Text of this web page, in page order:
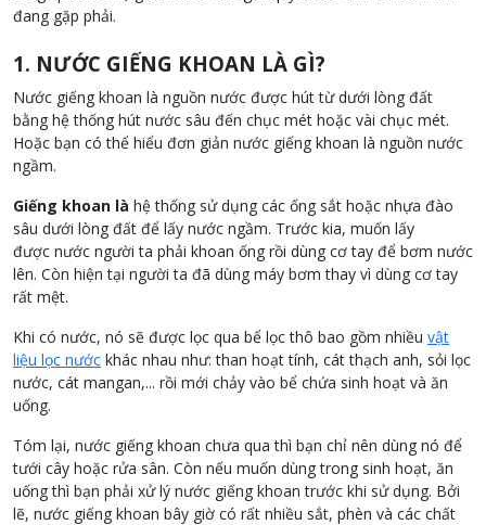
đang gặp phải.
1. NƯỚC GIẾNG KHOAN LÀ GÌ?
Nước giếng khoan là nguồn nước được hút từ dưới lòng đất
bằng hệ thống hút nước sâu đến chục mét hoặc vài chục mét.
Hoặc bạn có thể hiểu đơn giản nước giếng khoan là nguồn nước
ngầm.
Giếng khoan là hệ thống sử dụng các ống sắt hoặc nhựa đào
sâu dưới lòng đất để lấy nước ngầm. Trước kia, muốn lấy
được nước người ta phải khoan ống rồi dùng cơ tay để bơm nước
lên. Còn hiện tại người ta đã dùng máy bơm thay vì dùng cơ tay
rất mệt.
Khi có nước, nó sẽ được lọc qua bể lọc thô bao gồm nhiều vật
liệu lọc nước khác nhau như: than hoạt tính, cát thạch anh, sỏi lọc
nước, cát mangan,... rồi mới chảy vào bể chứa sinh hoạt và ăn
uống.
Tóm lại, nước giếng khoan chưa qua thì bạn chỉ nên dùng nó để
tưới cây hoặc rửa sân. Còn nếu muốn dùng trong sinh hoạt, ăn
uống thì bạn phải xử lý nước giếng khoan trước khi sử dụng. Bởi
lẽ, nước giếng khoan bây giờ có rất nhiều sắt, phèn và các chất